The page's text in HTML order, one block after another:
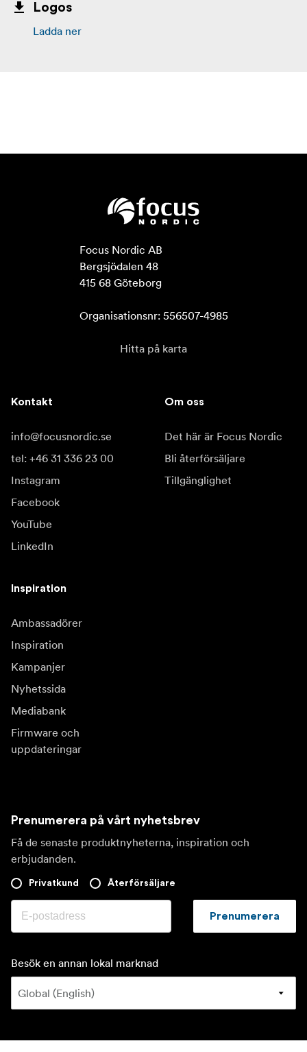
Logos
Ladda ner
Focus Nordic AB
Bergsjödalen 48
415 68 Göteborg
Organisationsnr: 556507-4985
Hitta på karta
Kontakt
info@focusnordic.se
tel: +46 31 336 23 00
Instagram
Facebook
YouTube
LinkedIn
Om oss
Det här är Focus Nordic
Bli återförsäljare
Tillgänglighet
Inspiration
Ambassadörer
Inspiration
Kampanjer
Nyhetssida
Mediabank
Firmware och
uppdateringar
Prenumerera på vårt nyhetsbrev
Få de senaste produktnyheterna, inspiration och
erbjudanden.
Privatkund Återförsäljare
Prenumerera
Besök en annan lokal marknad